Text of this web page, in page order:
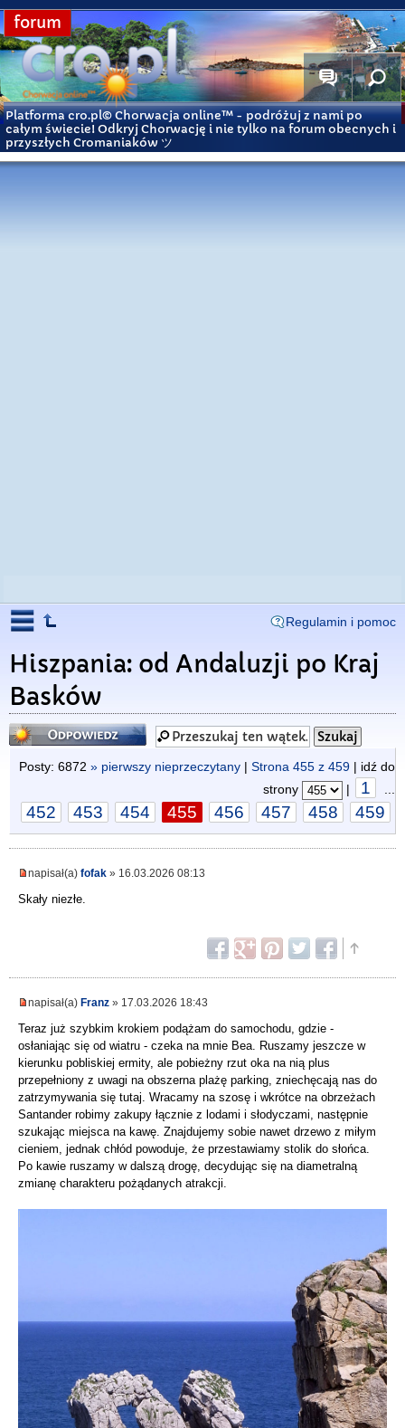
forum
Platforma cro.pl© Chorwacja online™ - podróżuj z nami po
całym świecie! Odkryj Chorwację i nie tylko na forum obecnych i
przyszłych Cromaniaków ツ
Regulamin i pomoc
Hiszpania: od Andaluzji po Kraj
Basków
Odpowiedz
Posty: 6872 » pierwszy nieprzeczytany | Strona 455 z 459 | idź do
strony
| 1
452 453 454 455 456 457 458 459
napisał(a) fofak » 16.03.2026 08:13
Skały niezłe.
napisał(a) Franz » 17.03.2026 18:43
Teraz już szybkim krokiem podążam do samochodu, gdzie -
osłaniając się od wiatru - czeka na mnie Bea. Ruszamy jeszcze w
kierunku pobliskiej ermity, ale pobieżny rzut oka na nią plus
przepełniony z uwagi na obszerna plażę parking, zniechęcają nas do
zatrzymywania się tutaj. Wracamy na szosę i wkrótce na obrzeżach
Santander robimy zakupy łącznie z lodami i słodyczami, następnie
szukając miejsca na kawę. Znajdujemy sobie nawet drzewo z miłym
cieniem, jednak chłód powoduje, że przestawiamy stolik do słońca.
Po kawie ruszamy w dalszą drogę, decydując się na diametralną
zmianę charakteru pożądanych atrakcji.